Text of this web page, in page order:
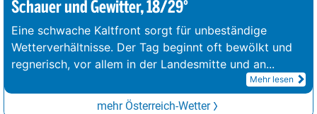
Schauer und Gewitter, 18/29°
Eine schwache Kaltfront sorgt für unbeständige
Wetterverhältnisse. Der Tag beginnt oft bewölkt und
regnerisch, vor allem in der Landesmitte und an...
Mehr lesen
mehr Österreich-Wetter